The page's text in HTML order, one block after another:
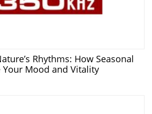
Rhythms: How Seasonal
Mood and Vitality